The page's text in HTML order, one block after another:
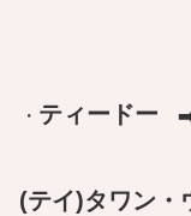
・ ティードー
(テイ)タワン・